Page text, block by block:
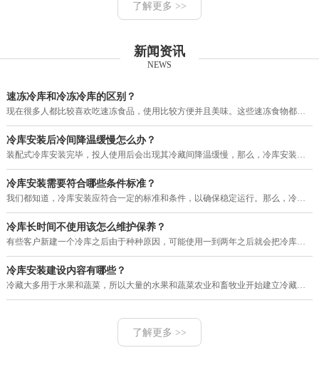
了解更多 >>
新闻资讯
NEWS
速冻冷库和冷冻冷库的区别？
现在很多人都比较喜欢吃速冻食品，使用比较方便并且美味。这些速冻食物都需要用冷库进行保存，目前市场上的冷库有速冻冷库和冷冻
冷库安装后冷间降温缓慢怎么办？
装配式冷库安装完毕，投人使用后会出现其冷藏间降温缓慢，那么，冷库安装后冷间降温缓慢怎么办？其大致故障原因和排除方法如下。
冷库安装需要符合哪些条件标准？
我们都知道，冷库安装应符合一定的标准和条件，以确保稳定运行。那么，冷库安装需要符合哪些条件标准？下面就由河南赛福特机电工
冷库长时间不使用该怎么维护保养？
有些客户新建一个冷库之后由于种种原因，可能使用一到两年之后就会把冷库暂停使用一段很长的时间，那么，我们的冷库长时间不使用
冷库安装建设内容有哪些？
冷藏大多用于水果和蔬菜，所以大量的水果和蔬菜农业和畜牧业开始建立冷藏。现在的冷库建设，设计理念多变，工艺也改进了很多，配
了解更多 >>